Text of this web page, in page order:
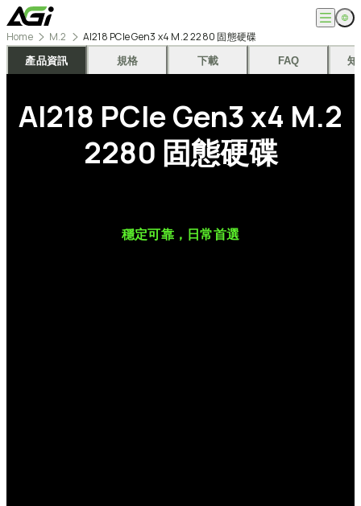
跳
至
主
內
English
繁體中文
公司
最新消息
知識文章
記憶體模組
固態硬碟
外接式固態硬碟
解決方案
超能玩家
Home M.2 AI218 PCIe Gen3 x4 M.2 2280 固態硬碟
產品資訊 規格 下載 FAQ 知
AI218 PCIeGen3x4 M.2
2280 固態硬碟
穩定可靠，日常首選